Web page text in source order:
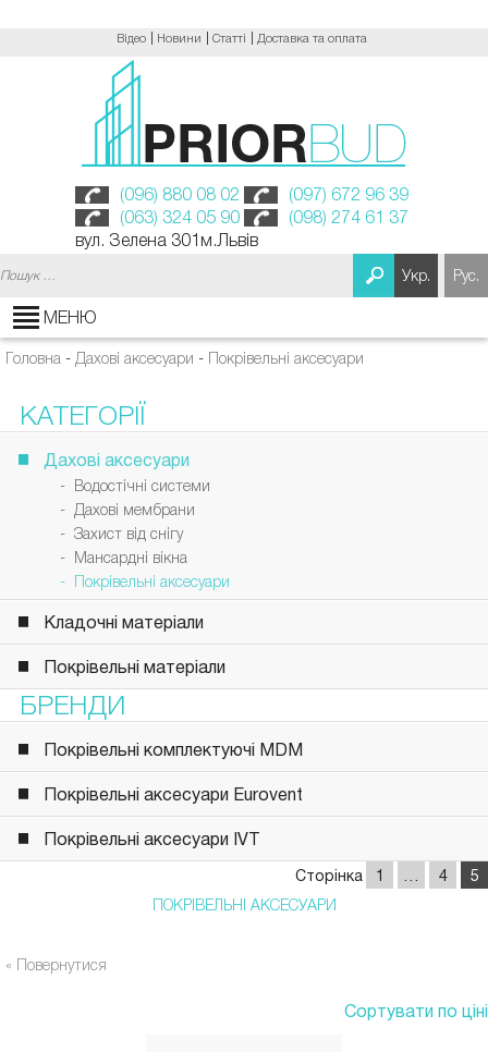
Відео Новини Статті Доставка та оплата
(096) 880 08 02
(097) 672 96 39
(063) 324 05 90
(098) 274 61 37
вул. Зелена 301м.Львів
Укр. Рус.
МЕНЮ
Головна - Дахові аксесуари - Покрівельні аксесуари
КАТЕГОРІЇ
Дахові аксесуари
- Водостічні системи
- Дахові мембрани
- Захист від снігу
- Мансардні вікна
- Покрівельні аксесуари
Кладочні матеріали
Покрівельні матеріали
БРЕНДИ
Покрівельні комплектуючі MDM
Покрівельні аксесуари Eurovent
Покрівельні аксесуари IVT
ПОКРІВЕЛЬНІ АКСЕСУАРИ
« Повернутися
Сторінка 1 4 5
Сортувати по ціні